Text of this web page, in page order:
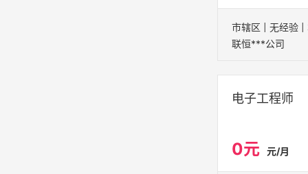
联恒***公司
电子工程师
0元 元/月